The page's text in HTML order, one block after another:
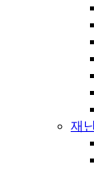
재